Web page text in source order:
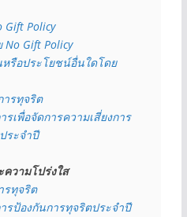
Policy
No Gift Policy
รือประโยชน์อื่นใดโดย
ารทุจริต
เพื่อจัดการความเสี่ยงการ
ระจำปี
วามโปร่งใส
รทุจริต
รป้องกันการทุจริตประจำปี